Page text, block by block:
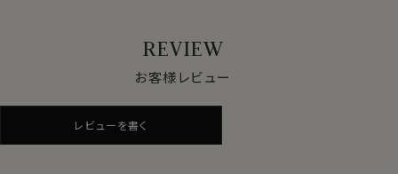
綿の素材感、風合いの良さをいかしたまま、洗濯後のお手
入れが楽な形態安定加工を施しました。
シワが気になる場合でも簡単なアイロンがけですみま
す。
REVIEW
お客様レビュー
レビューを書く